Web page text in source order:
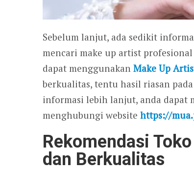
Sebelum lanjut, ada sedikit
mencari make up artist
dapat menggunakan Make Up
berkualitas, tentu hasil riasan
informasi lebih lanjut, anda dapat
menghubungi website https://
Rekomendasi
dan Berkualitas